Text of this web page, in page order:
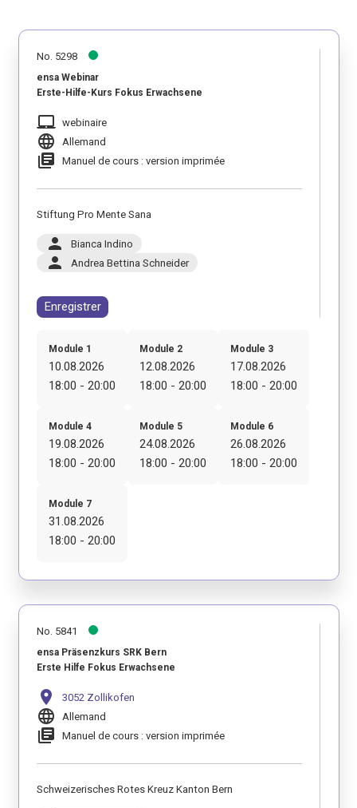
No. 5298
ensa Webinar
Erste-Hilfe-Kurs Fokus Erwachsene
laptop_mac webinaire
language Allemand
library_books Manuel de cours : version imprimée
Stiftung Pro Mente Sana
person Bianca Indino
person Andrea Bettina Schneider
Enregistrer
Module 1
10.08.2026
18:00 - 20:00
Module 2
12.08.2026
18:00 - 20:00
Module 3
17.08.2026
18:00 - 20:00
Module 4
19.08.2026
18:00 - 20:00
Module 5
24.08.2026
18:00 - 20:00
Module 6
26.08.2026
18:00 - 20:00
Module 7
31.08.2026
18:00 - 20:00
No. 5841
ensa Präsenzkurs SRK Bern
Erste Hilfe Fokus Erwachsene
location_on 3052 Zollikofen
language Allemand
library_books Manuel de cours : version imprimée
Schweizerisches Rotes Kreuz Kanton Bern